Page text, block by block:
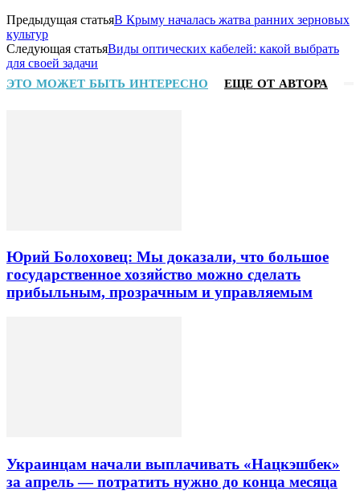
Предыдущая статьяВ Крыму началась жатва ранних зерновых
культур
Следующая статьяВиды оптических кабелей: какой выбрать
для своей задачи
ЭТО МОЖЕТ БЫТЬ ИНТЕРЕСНО ЕЩЕ ОТ АВТОРА
Юрий Болоховец: Мы доказали, что большое
государственное хозяйство можно сделать
прибыльным, прозрачным и управляемым
Украинцам начали выплачивать «Нацкэшбек»
за апрель — потратить нужно до конца месяца